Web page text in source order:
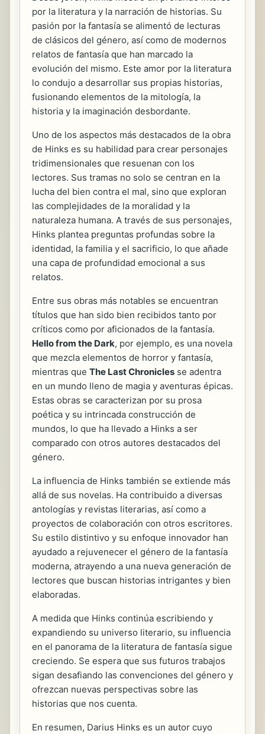
por la literatura y la narración de historias. Su
pasión por la fantasía se alimentó de lecturas
de clásicos del género, así como de modernos
relatos de fantasía que han marcado la
evolución del mismo. Este amor por la literatura
lo condujo a desarrollar sus propias historias,
fusionando elementos de la mitología, la
historia y la imaginación desbordante.
Uno de los aspectos más destacados de la obra
de Hinks es su habilidad para crear personajes
tridimensionales que resuenan con los
lectores. Sus tramas no solo se centran en la
lucha del bien contra el mal, sino que exploran
las complejidades de la moralidad y la
naturaleza humana. A través de sus personajes,
Hinks plantea preguntas profundas sobre la
identidad, la familia y el sacrificio, lo que añade
una capa de profundidad emocional a sus
relatos.
Entre sus obras más notables se encuentran
títulos que han sido bien recibidos tanto por
críticos como por aficionados de la fantasía.
Hello from the Dark, por ejemplo, es una novela
que mezcla elementos de horror y fantasía,
mientras que The Last Chronicles se adentra
en un mundo lleno de magia y aventuras épicas.
Estas obras se caracterizan por su prosa
poética y su intrincada construcción de
mundos, lo que ha llevado a Hinks a ser
comparado con otros autores destacados del
género.
La influencia de Hinks también se extiende más
allá de sus novelas. Ha contribuido a diversas
antologías y revistas literarias, así como a
proyectos de colaboración con otros escritores.
Su estilo distintivo y su enfoque innovador han
ayudado a rejuvenecer el género de la fantasía
moderna, atrayendo a una nueva generación de
lectores que buscan historias intrigantes y bien
elaboradas.
A medida que Hinks continúa escribiendo y
expandiendo su universo literario, su influencia
en el panorama de la literatura de fantasía sigue
creciendo. Se espera que sus futuros trabajos
sigan desafiando las convenciones del género y
ofrezcan nuevas perspectivas sobre las
historias que nos cuenta.
En resumen, Darius Hinks es un autor cuyo